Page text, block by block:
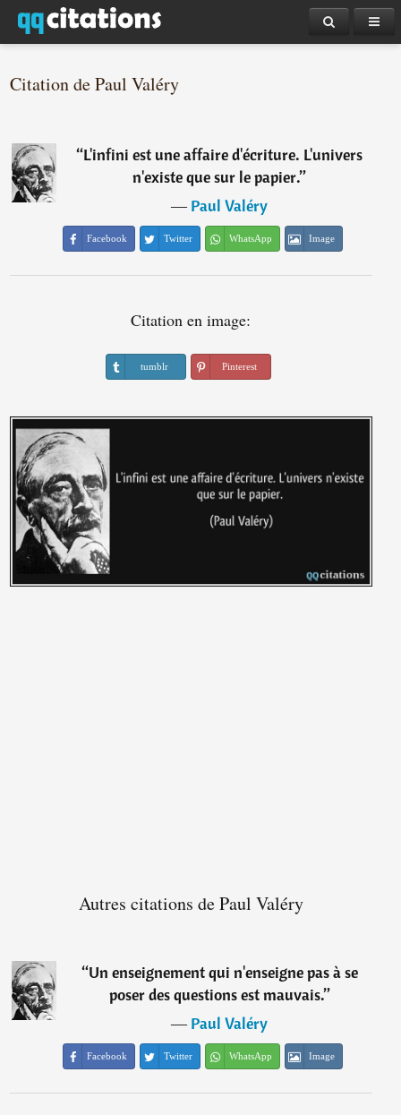
Citation de Paul Valéry
“L'infini est une affaire d'écriture. L'univers
n'existe que sur le papier.”
―Paul Valéry
Facebook Twitter WhatsApp Image
Citation en image:
tumblr Pinterest
Autres citations de Paul Valéry
“Un enseignement qui n'enseigne pas à se
poser des questions est mauvais.”
―Paul Valéry
Facebook Twitter WhatsApp Image